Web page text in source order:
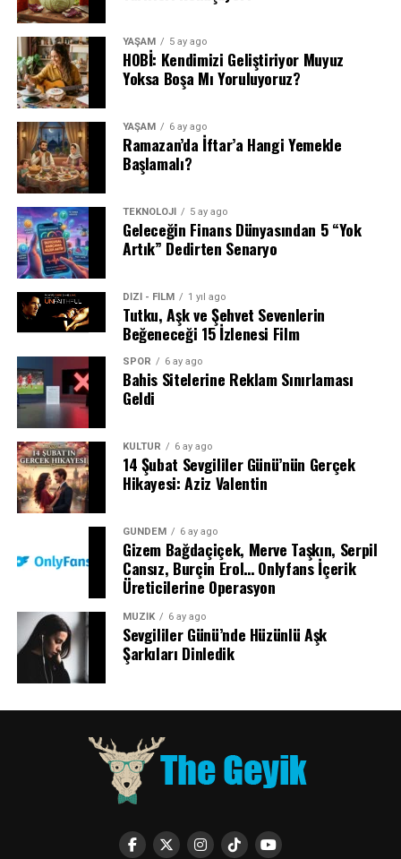
YAŞAM 5 ay ago
HOBİ: Kendimizi Geliştiriyor Muyuz
Yoksa Boşa Mı Yoruluyoruz?
YAŞAM 6 ay ago
Ramazan’da İftar’a Hangi Yemekle
Başlamalı?
TEKNOLOJİ 5 ay ago
Geleceğin Finans Dünyasından 5 “Yok
Artık” Dedirten Senaryo
DİZİ - FİLM 1 yıl ago
Tutku, Aşk ve Şehvet Sevenlerin
Beğeneceği 15 İzlenesi Film
SPOR 6 ay ago
Bahis Sitelerine Reklam Sınırlaması
Geldi
KÜLTÜR 6 ay ago
14 Şubat Sevgililer Günü’nün Gerçek
Hikayesi: Aziz Valentin
GÜNDEM 6 ay ago
Gizem Bağdaçiçek, Merve Taşkın, Serpil
Cansız, Burçin Erol… Onlyfans İçerik
Üreticilerine Operasyon
MÜZİK 6 ay ago
Sevgililer Günü’nde Hüzünlü Aşk
Şarkıları Dinledik